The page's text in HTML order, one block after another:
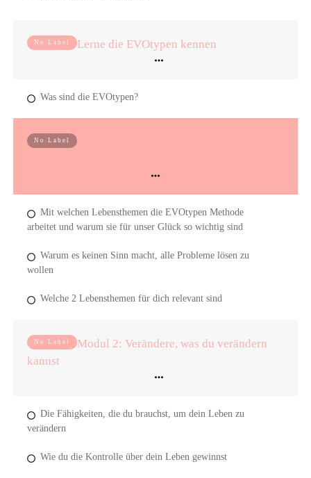
No Label Lerne die EVOtypen kennen
Was sind die EVOtypen?
No Label
Mit welchen Lebensthemen die EVOtypen Methode
arbeitet und warum sie für unser Glück so wichtig sind
Warum es keinen Sinn macht, alle Probleme lösen zu
wollen
Welche 2 Lebensthemen für dich relevant sind
No Label
Modul 2: Verändere, was du verändern
kannst
Die Fähigkeiten, die du brauchst, um dein Leben zu
verändern
Wie du die Kontrolle über dein Leben gewinnst